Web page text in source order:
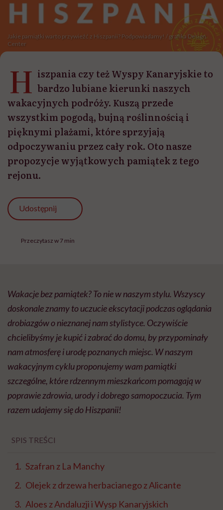
Jakie pamiątki warto przywieźć z Hiszpanii? Podpowiadamy! / grafika Design
Center
H iszpania czy też Wyspy Kanaryjskie to
bardzo lubiane kierunki naszych
wakacyjnych podróży. Kuszą przede
wszystkim pogodą, bujną roślinnością i
pięknymi plażami, które sprzyjają
odpoczywaniu przez cały rok. Oto nasze
propozycje wyjątkowych pamiątek z tego
rejonu.
Udostępnij
Przeczytasz w 7 min
Wakacje bez pamiątek? To nie w naszym stylu. Wszyscy
doskonale znamy to uczucie ekscytacji podczas oglądania
drobiazgów o nieznanej nam stylistyce. Oczywiście
chcielibyśmy je kupić i zabrać do domu, by przypominały
nam atmosferę i urodę poznanych miejsc. W naszym
wakacyjnym cyklu proponujemy wam pamiątki
szczególne, które rdzennym mieszkańcom pomagają w
poprawie zdrowia, urody i dobrego samopoczucia. Tym
razem udajemy się do Hiszpanii!
SPIS TREŚCI
Szafran z La Manchy
Olejek z drzewa herbacianego z Alicante
Aloes z Andaluzji i Wysp Kanaryjskich